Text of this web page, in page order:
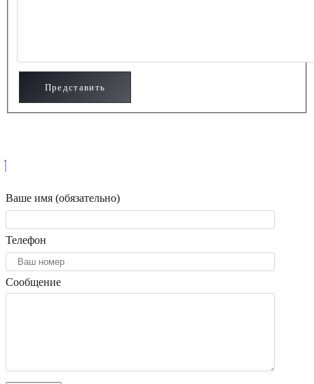
Ваше имя (обязательно)
Телефон
Сообщение